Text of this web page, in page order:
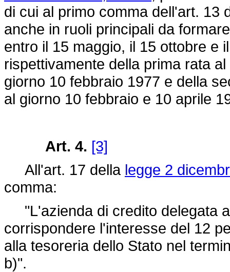
di cui al primo comma dell'art. 13
anche in ruoli principali da
entro il 15 maggio, il 15 ottobre e
rispettivamente della prima rata
giorno 10 febbraio 1977 e della
al giorno 10 febbraio e 10 aprile
Art. 4. [3]
All'art. 17 della legge 2
comma:
"L'azienda di credito delegata
corrispondere l'interesse del 12
alla tesoreria dello Stato nel
b)".